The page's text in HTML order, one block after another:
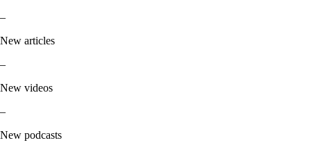
–
New articles
–
New videos
–
New podcasts